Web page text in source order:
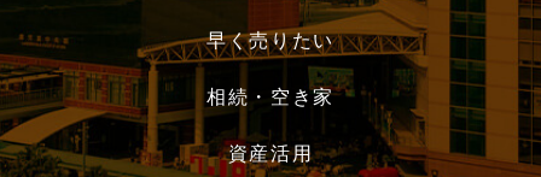
早く売りたい
相続・空き家
資産活用